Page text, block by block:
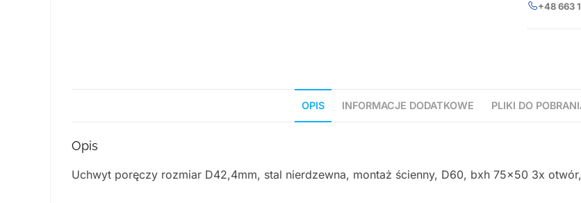
+48 663
OPIS INFORMACJE DODATKOWE PLIKI DO
Opis
Uchwyt poręczy rozmiar D42,4mm, stal nierdzewna, montaż ścienny, D60, bxh 75×50 3x